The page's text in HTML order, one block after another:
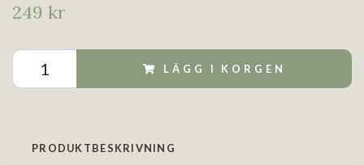
249 kr
LÄGG I KORGEN
PRODUKTBESKRIVNING